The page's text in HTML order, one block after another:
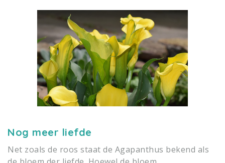
Nog meer liefde
Net zoals de roos staat de Agapanthus bekend als